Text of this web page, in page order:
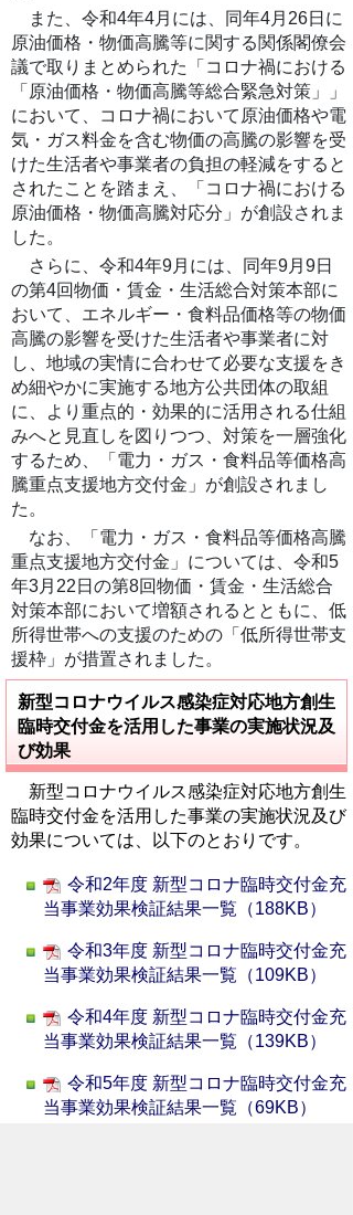
また、令和4年4月には、同年4月26日に
原油価格・物価高騰等に関する関係閣僚会
議で取りまとめられた「コロナ禍における
「原油価格・物価高騰等総合緊急対策」」
において、コロナ禍において原油価格や電
気・ガス料金を含む物価の高騰の影響を受
けた生活者や事業者の負担の軽減をすると
されたことを踏まえ、「コロナ禍における
原油価格・物価高騰対応分」が創設されま
した。
さらに、令和4年9月には、同年9月9日
の第4回物価・賃金・生活総合対策本部に
おいて、エネルギー・食料品価格等の物価
高騰の影響を受けた生活者や事業者に対
し、地域の実情に合わせて必要な支援をき
め細やかに実施する地方公共団体の取組
に、より重点的・効果的に活用される仕組
みへと見直しを図りつつ、対策を一層強化
するため、「電力・ガス・食料品等価格高
騰重点支援地方交付金」が創設されまし
た。
なお、
「電力・ガス・食料品等価格高騰
重点支援地方交付金」については、 令和5
年3月22日の第8回物価・賃金・生活総合
対策本部において増額されるとともに、 低
所得世帯への支援のための「低所得世帯支
援枠」が措置されました。
新型コロナウイルス感染症対応地方創生
臨時交付金を活用した事業の実施状況及
び効果
新型コロナウイルス感染症対応地方創生
臨時交付金を活用した事業の実施状況及び
効果については、以下のとおりです。
令和2年度 新型コロナ臨時交付金充
当事業効果検証結果一覧（188KB）
令和3年度 新型コロナ臨時交付金充
当事業効果検証結果一覧（109KB）
令和4年度 新型コロナ臨時交付金充
当事業効果検証結果一覧（139KB）
令和5年度 新型コロナ臨時交付金充
当事業効果検証結果一覧（69KB）